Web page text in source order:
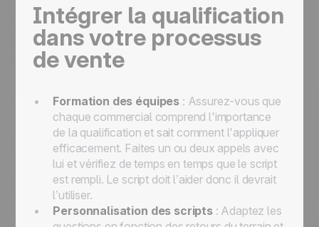
Intégrer la qualification
dans votre processus
de vente
Formation des équipes : Assurez-vous que
chaque commercial comprend l'importance
de la qualification et sait comment l'appliquer
efficacement. Faites un ou deux appels avec
lui et vérifiez de temps en temps que le script
est rempli. Le script doit l’aider donc il devrait
l’utiliser.
Personnalisation des scripts: Adaptez les